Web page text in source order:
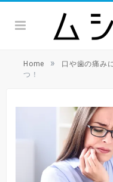
Home » 口や歯の痛み
つ！